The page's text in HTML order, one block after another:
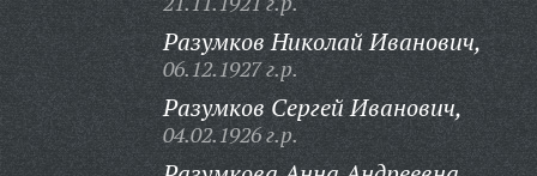
Разумков Николай Иванович,
06.12.1927 г.р.
Разумков Сергей Иванович,
04.02.1926 г.р.